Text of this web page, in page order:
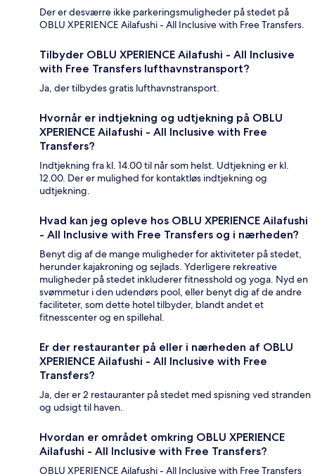
Der er desværre ikke parkeringsmuligheder på stedet på
OBLU XPERIENCE Ailafushi - All Inclusive with Free Transfers.
Tilbyder OBLU XPERIENCE Ailafushi - All Inclusive
with Free Transfers lufthavnstransport?
Ja, der tilbydes gratis lufthavnstransport.
Hvornår er indtjekning og udtjekning på OBLU
XPERIENCE Ailafushi - All Inclusive with Free
Transfers?
Indtjekning fra kl. 14.00 til når som helst. Udtjekning er kl.
12.00. Der er mulighed for kontaktløs indtjekning og
udtjekning.
Hvad kan jeg opleve hos OBLU XPERIENCE Ailafushi
- All Inclusive with Free Transfers og i nærheden?
Benyt dig af de mange muligheder for aktiviteter på stedet,
herunder kajakroning og sejlads. Yderligere rekreative
muligheder på stedet inkluderer fitnesshold og yoga. Nyd en
svømmetur i den udendørs pool, eller benyt dig af de andre
faciliteter, som dette hotel tilbyder, blandt andet et
fitnesscenter og en spillehal.
Er der restauranter på eller i nærheden af OBLU
XPERIENCE Ailafushi - All Inclusive with Free
Transfers?
Ja, der er 2 restauranter på stedet med spisning ved stranden
og udsigt til haven.
Hvordan er området omkring OBLU XPERIENCE
Ailafushi - All Inclusive with Free Transfers?
OBLU XPERIENCE Ailafushi - All Inclusive with Free Transfers